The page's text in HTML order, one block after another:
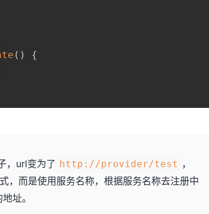
( )
{
，url变为了 http://provider/test ，
，而是使用服务名称，根据服务名称去注册中
址。